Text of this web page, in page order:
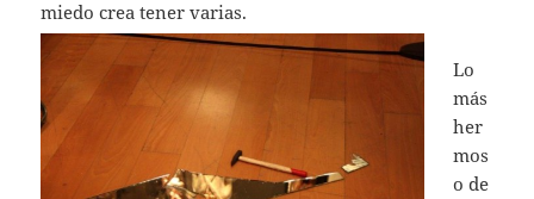
miedo crea tener varias.
Lo
más
her
mos
o de